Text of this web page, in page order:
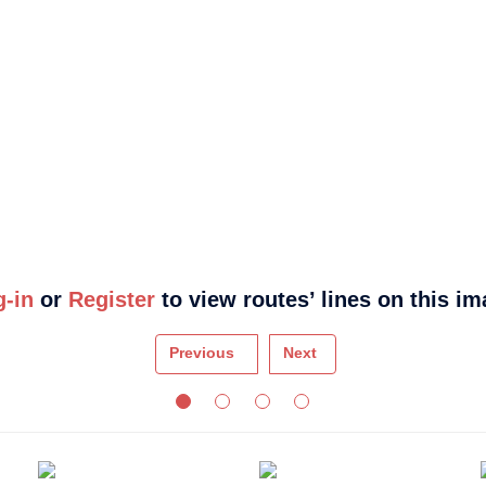
in or Register to view routes’ lines on this
Previous Next